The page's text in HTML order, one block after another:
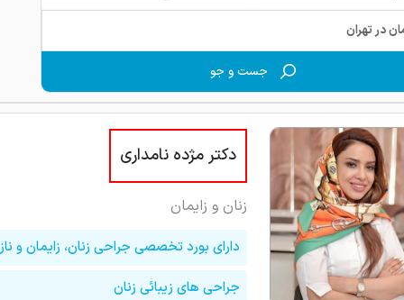
جست و جو
دکتر مژده نامداری
زنان و زایمان
دارای بورد تخصصی جراحی زنان، زایمان و
جراحی های زیبائی زنان